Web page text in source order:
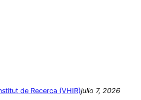
de Recerca (VHIR)julio 7, 2026